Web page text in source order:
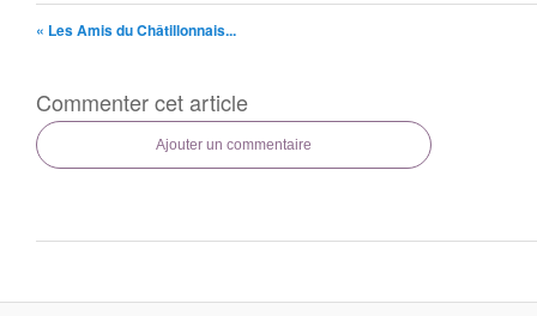
« Les Amis du Châtillonnais...
Commenter cet article
Ajouter un commentaire